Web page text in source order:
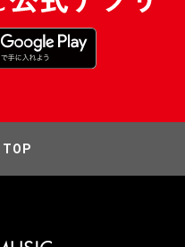
TOP